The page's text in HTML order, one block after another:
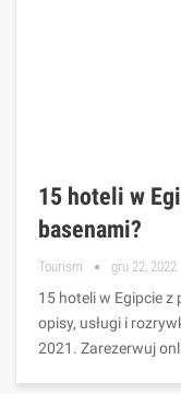
15 hoteli w
basenami?
Tourism gru 22, 2022
15 hoteli w Egipcie z
opisy, usługi i
2021. Zarezerwuj